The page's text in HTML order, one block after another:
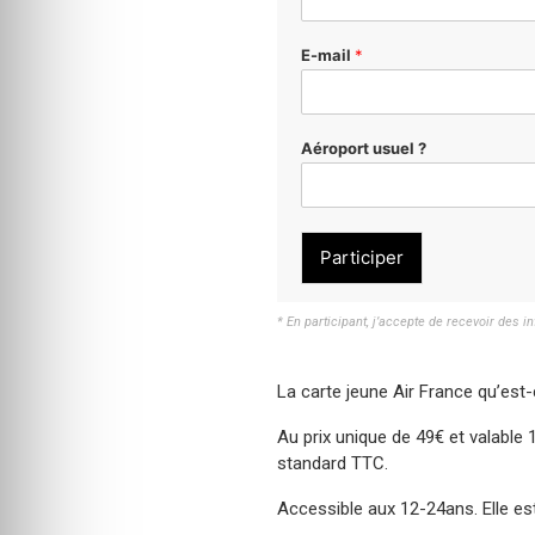
E-mail *
Aéroport usuel ?
Participer
* En participant, j’accepte de recevoir des
La carte jeune Air France
Au prix unique de 49€ et
standard TTC.
Accessible aux 12-24ans. Elle